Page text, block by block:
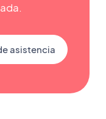
asistencia